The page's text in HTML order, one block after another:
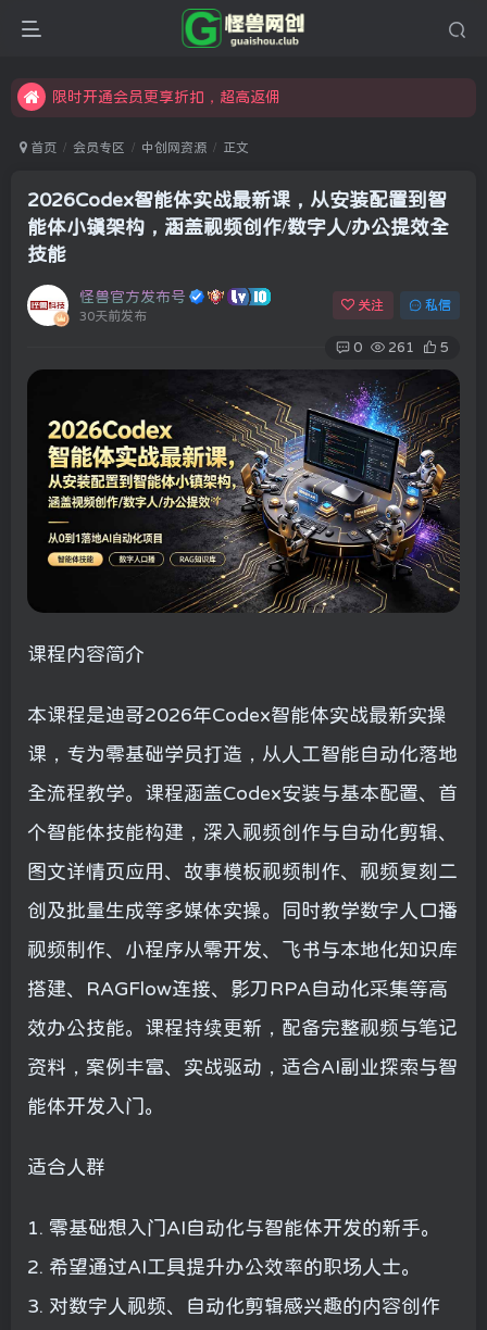
怪兽俱乐部，创业，引流，自媒体，加入怪兽网创成就梦想
首页 会员专区 中创网资源 正文
2026Codex智能体实战最新课，从安装配置到智
能体小镇架构，涵盖视频创作/数字人/办公提效全
技能
怪兽官方发布号
30天前发布
关注 私信
0 261 5
课程内容简介
本课程是迪哥2026年Codex智能体实战最新实操
课，专为零基础学员打造，从人工智能自动化落地
全流程教学。课程涵盖Codex安装与基本配置、首
个智能体技能构建，深入视频创作与自动化剪辑、
图文详情页应用、故事模板视频制作、视频复刻二
创及批量生成等多媒体实操。同时教学数字人口播
视频制作、小程序从零开发、飞书与本地化知识库
搭建、RAGFlow连接、影刀RPA自动化采集等高
效办公技能。课程持续更新，配备完整视频与笔记
资料，案例丰富、实战驱动，适合AI副业探索与智
能体开发入门。
适合人群
1. 零基础想入门AI自动化与智能体开发的新手。
2. 希望通过AI工具提升办公效率的职场人士。
3. 对数字人视频、自动化剪辑感兴趣的内容创作